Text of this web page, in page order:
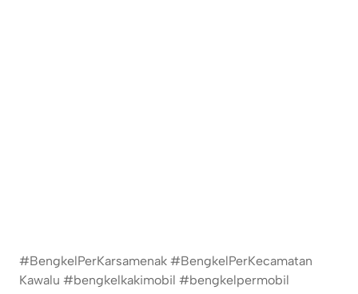
#BengkelPerKarsamenak #BengkelPerKecamatan
Kawalu #bengkelkakimobil #bengkelpermobil